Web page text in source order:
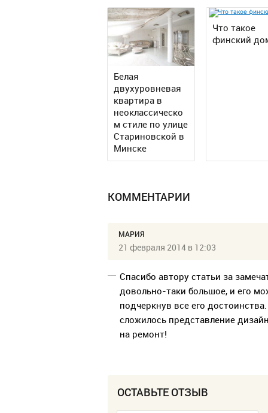
Белая
двухуровневая
квартира в
неоклассическо
м стиле по улице
Стариновской в
Минске
Что такое
финский
КОММЕНТАРИИ
МАРИЯ
21 февраля 2014 в 12:03
Спасибо автору статьи за
довольно-таки большое, и его
подчеркнув все его
сложилось представление
на ремонт!
ОСТАВЬТЕ ОТЗЫВ